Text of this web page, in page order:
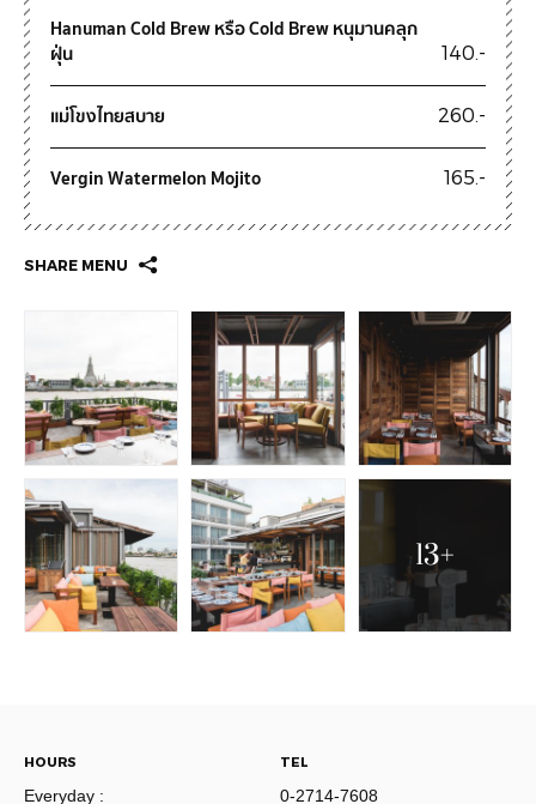
Hanuman Cold Brew หรือ Cold Brew หนุมานคลุก
ฝุ่น
140.-
แม่โขงไทยสบาย 260.-
Vergin Watermelon Mojito 165.-
SHARE MENU
13+
HOURS
Everyday :
TEL
0-2714-7608